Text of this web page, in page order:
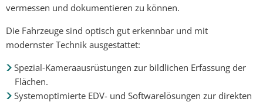
vermessen und dokumentieren zu können.
Die Fahrzeuge sind optisch gut erkennbar und mit
modernster Technik ausgestattet:
Spezial-Kameraausrüstungen zur bildlichen Erfassung der
Flächen.
Systemoptimierte EDV- und Softwarelösungen zur direkten